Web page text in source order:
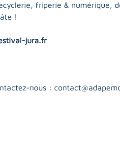
friperie & numérique,
!
jura.fr
nous :